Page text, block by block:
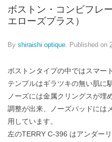
ボストン・コンビフレ
エローズプラス）
By shiraishi optique. Published on
ボストンタイプの中ではスマー
テンプルはギラツキの無い肌に
ノーズには金属クリングスが埋
調整が出来、ノーズパッドには
用しています。
左のTERRY C-396 はアンダー